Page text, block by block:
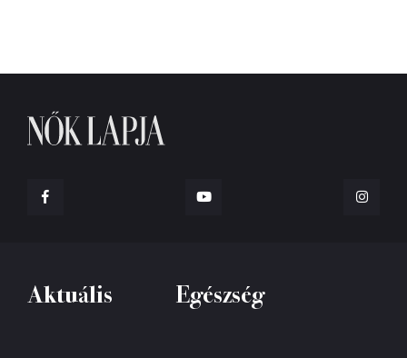
Aktuális Egészség